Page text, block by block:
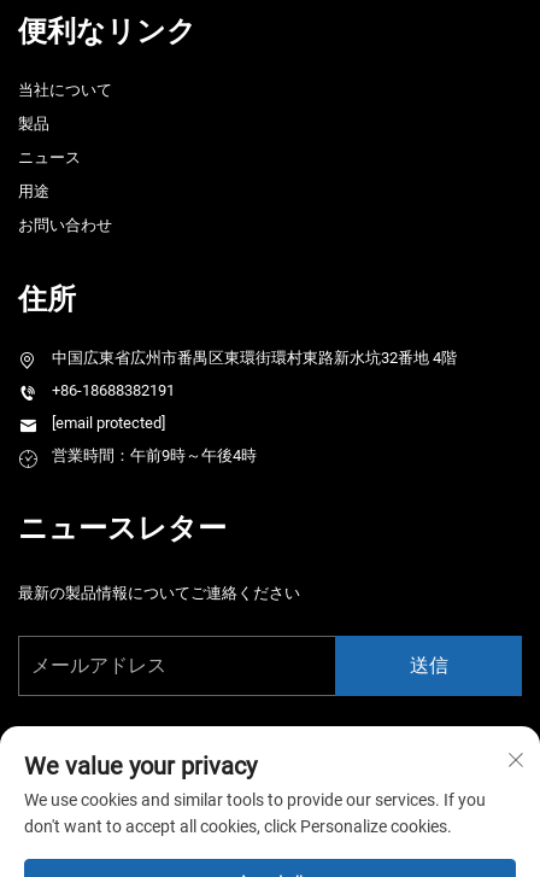
便利なリンク
当社について
製品
ニュース
用途
お問い合わせ
住所
中国広東省広州市番禺区東環街環村東路新水坑32番地 4階
+86-18688382191
[email protected]
営業時間：午前9時～午後4時
ニュースレター
最新の製品情報についてご連絡ください
送信
Copyright © 2026 中国広州小通耀遊戯設備有限公司。全著作権所有。 -
We value your privacy
We use cookies and similar tools to provide our services. If you
don't want to accept all cookies, click Personalize cookies.